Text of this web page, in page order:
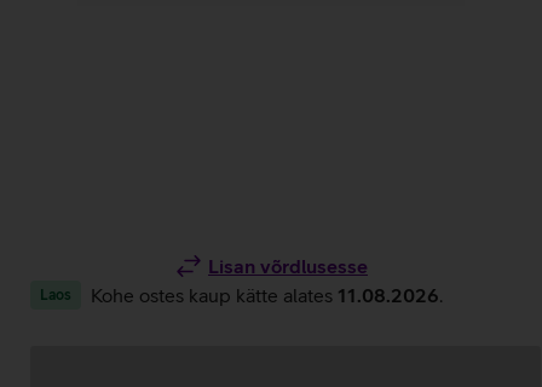
Lisan võrdlusesse
Laos Kohe ostes kaup kätte alates 11.08.2026